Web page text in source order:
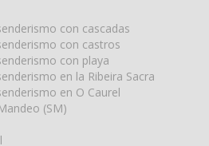
con cascadas
con castros
con playa
en la Ribeira Sacra
en O Caurel
(SM)